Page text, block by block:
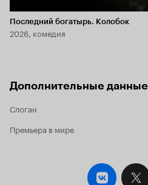
Последний богатырь. Колобок
2026, комедия
Дополнительные данные
Слоган
Премьера в мире